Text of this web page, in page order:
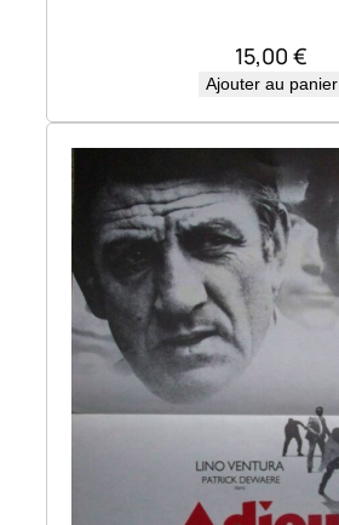
15,00 €
Ajouter au panier